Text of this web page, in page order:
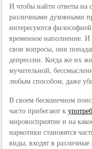
И чтобы найти ответы на
различными духовными
интересуются
временное наполнение. И
свои вопросы, они
депрессии. Когда же их
мучительной,
любым способом, даже
В своем бесконечном
часто прибегают к
мировосприятие и на
наркотики становятся
виды, входят в